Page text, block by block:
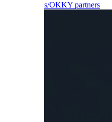
s/OKKY partners